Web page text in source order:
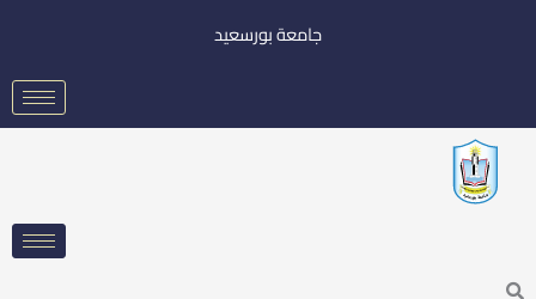
جامعة بورسعيد
Search